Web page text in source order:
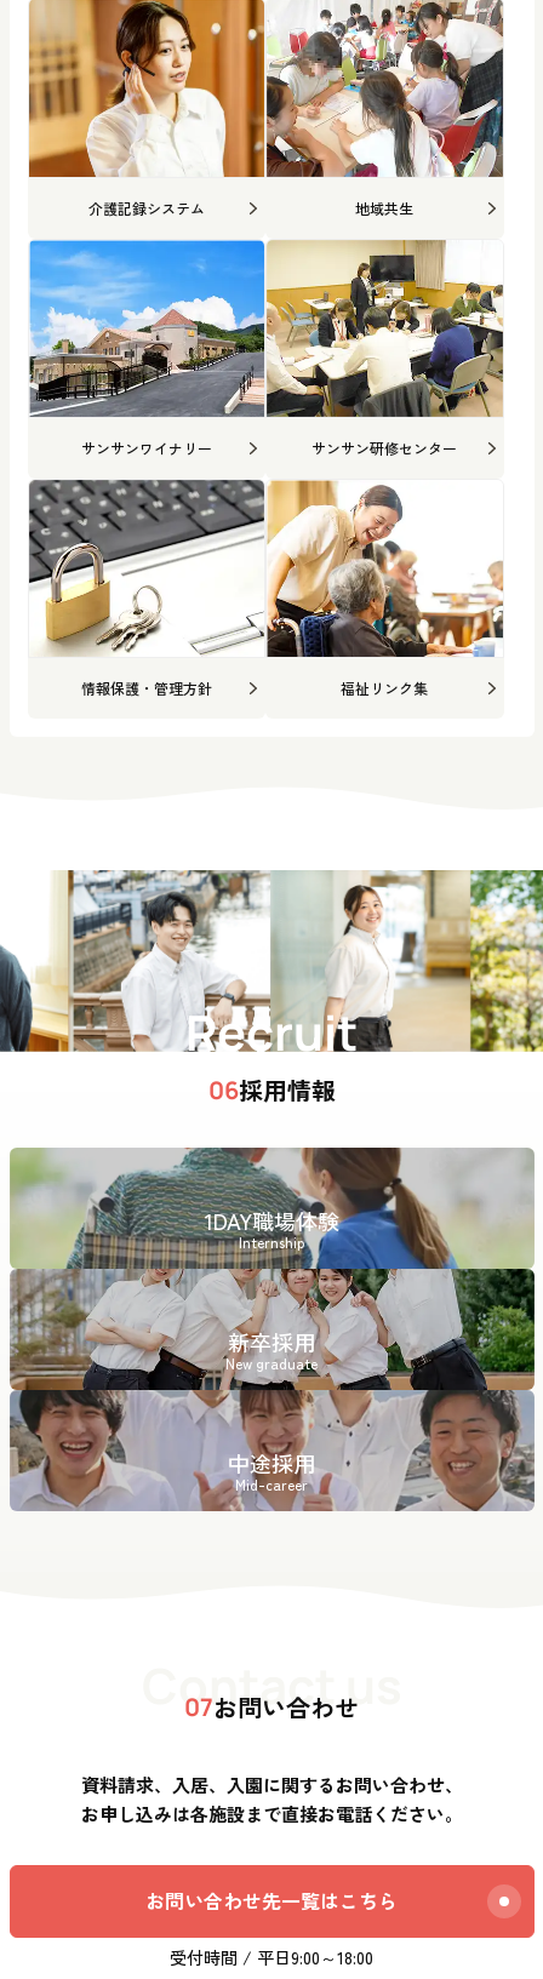
介護記録システム 地域共生
サンサンワイナリー サンサン研修センター
情報保護・管理方針 福祉リンク集
Recruit
06採用情報
1DAY職場体験
Internship
新卒採用
New graduate
中途採用
Mid-career
Contact us
07お問い合わせ
資料請求、入居、入園に関するお問い合わせ、
お申し込みは各施設まで直接お電話ください。
お問い合わせ先一覧はこちら
受付時間 / 平日9:00～18:00